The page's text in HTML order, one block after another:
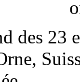
des 23